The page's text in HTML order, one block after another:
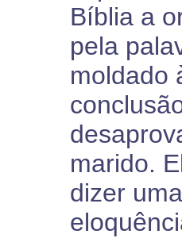
Bíblia a
pela
moldado
marido.
dizer